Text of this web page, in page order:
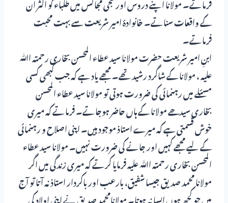
کے واقعات سناتے۔ خانوادۂ امیر شریعت سے بہت محبت
فرماتے۔
ابنِ امیر شریعت حضرت مولانا سید عطاء المحسن بخاری رحمتہ اﷲ
علیہ ، مولانا کے شاگرد رشید تھے۔ مجھے یاد ہے کہ جب کبھی کسی
مسئلے میں رہنمائی کی ضرورت ہوتی تو مولانا سید عطاء المحسن
بخاری سیدھے مولانا کے ہاں حاضر ہوجاتے۔ فرماتے کہ میری
خوش قسمتی ہے کہ میرے استاذ موجود ہیں۔ اپنی اصلاح و رہنمائی
کے لیے مجھے کہیں اور جانے کی ضرورت نہیں۔ مولانا سید عطاء
المحسن بخاری رحمتہ اﷲ علیہ فرمایا کرتے کہ میری زندگی میں اگر
مولانا محمد صدیق جیسا شفیق، بارعب اور باکردار استاذ نہ آتا تو آج
میں جو کچھ ہوں ایسا نہ ہوتا۔ مولانامحمد صدیق نے اپنی اولاد کی